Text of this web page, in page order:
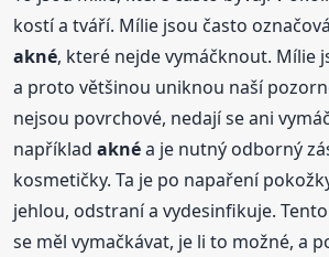
kostí a tváří. Mílie jsou často
akné, které nejde vymáčknout. Mílie
a proto většinou uniknou naší
nejsou povrchové, nedají se ani
napříkladaknéa je nutný odborný
kosmetičky. Ta je po napaření
jehlou, odstraní a vydesinfikuje.
se měl vymačkávat, je li to možné, a